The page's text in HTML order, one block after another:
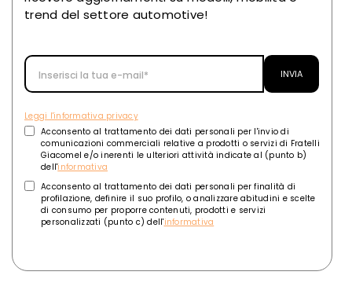
trend del settore automotive!
Leggi l'informativa privacy
Acconsento al trattamento dei dati personali per l'invio di
comunicazioni commerciali relative a prodotti o servizi di Fratelli
Giacomel e/o inerenti le ulteriori attività indicate al (punto b)
dell'informativa
Acconsento al trattamento dei dati personali per finalità di
profilazione, definire il suo profilo, o analizzare abitudini e scelte
di consumo per proporre contenuti, prodotti e servizi
personalizzati (punto c) dell'informativa